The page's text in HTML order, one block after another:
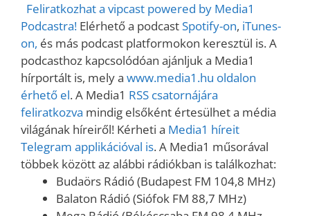
Feliratkozhat a vipcast powered by Media1
Podcastra! Elérhető a podcastSpotify-on, iTunes-
on, és más podcast platformokon keresztül is. A
podcasthoz kapcsolódóan ajánljuk a Media1
hírportált is, mely a www.media1.hu oldalon
érhető el. A Media1 RSS csatornájára
feliratkozva mindig elsőként értesülhet a média
világának híreiről! Kérheti a Media1 híreit
Telegram applikációval is. A Media1 műsorával
többek között az alábbi rádiókban is találkozhat:
Budaörs Rádió (Budapest FM 104,8 MHz)
Balaton Rádió (Siófok FM 88,7 MHz)